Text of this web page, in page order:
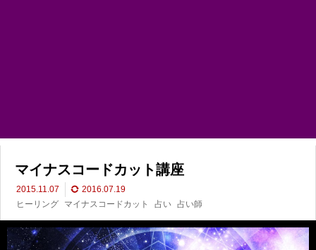
マイナスコードカット講座
2015.11.07
2016.07.19
ヒーリング
マイナスコードカット 占い 占い師